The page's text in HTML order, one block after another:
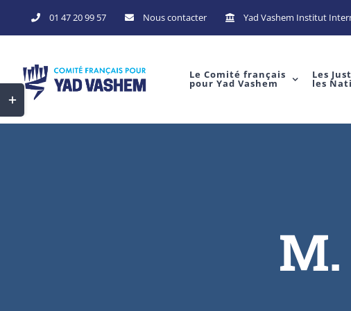
to
01 47 20 99 57 Nous contacter Yad Vashem Institut
Le Comité français
pour Yad Vashem
Les
les
Toggle
Sliding